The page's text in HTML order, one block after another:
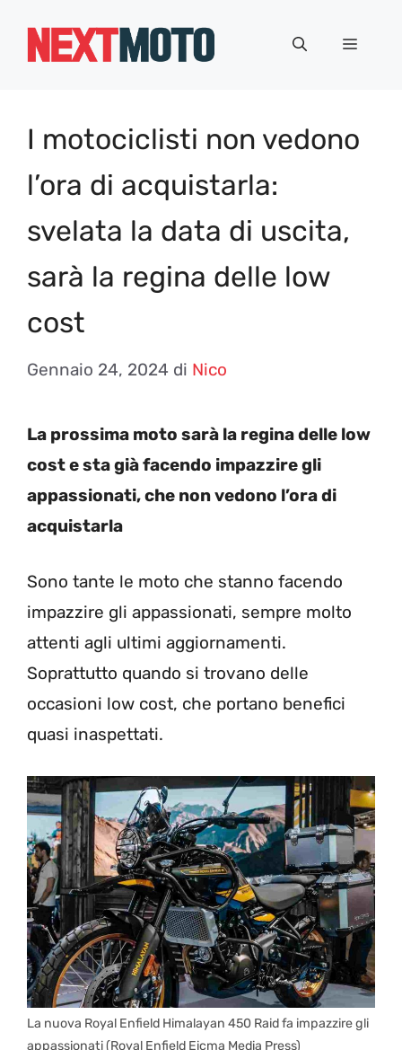
Menu
I motociclisti non vedono
l’ora di acquistarla:
svelata la data di uscita,
sarà la regina delle low
cost
Gennaio 24, 2024 di Nico
La prossima moto sarà la regina delle low
cost e sta già facendo impazzire gli
appassionati, che non vedono l’ora di
acquistarla
Sono tante le moto che stanno facendo
impazzire gli appassionati, sempre molto
attenti agli ultimi aggiornamenti.
Soprattutto quando si trovano delle
occasioni low cost, che portano benefici
quasi inaspettati.
La nuova Royal Enfield Himalayan 450 Raid fa impazzire gli
appassionati (Royal Enfield Eicma Media Press)